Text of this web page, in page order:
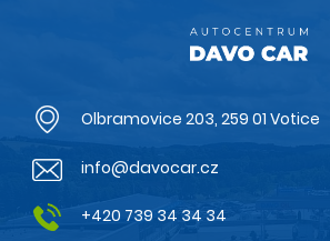
Olbramovice 203, 259 01 Votice
info@davocar.cz
+420 739 34 34 34